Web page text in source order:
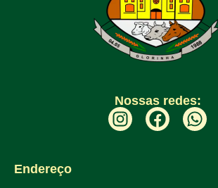
Nossas redes:
Endereço